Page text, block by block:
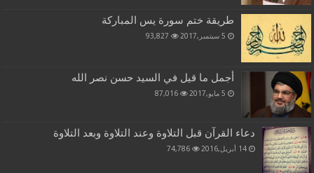
طريقة ختم سورة يس المباركة
5 سبتمبر,2017 93,827
أجمل ما قيل في السيد حسن نصر الله
5 مايو,2017 87,016
دعاء القرآن قبل التلاوة وعند التلاوة وبعد التلاوة
14 أبريل,2016 74,786